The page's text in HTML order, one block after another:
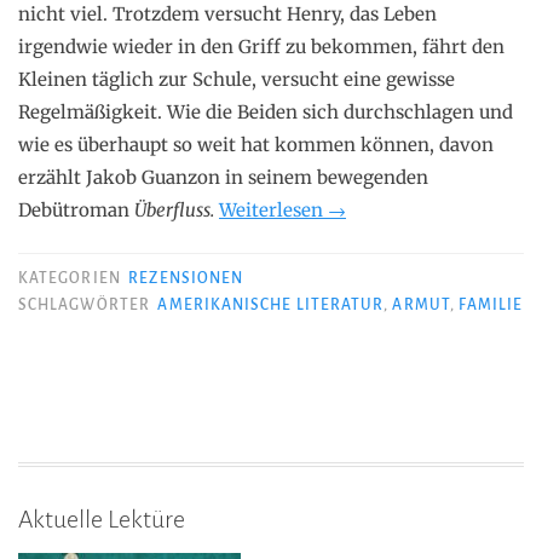
nicht viel. Trotzdem versucht Henry, das Leben
irgendwie wieder in den Griff zu bekommen, fährt den
Kleinen täglich zur Schule, versucht eine gewisse
Regelmäßigkeit. Wie die Beiden sich durchschlagen und
wie es überhaupt so weit hat kommen können, davon
erzählt Jakob Guanzon in seinem bewegenden
Debütroman Überfluss. Weiterlesen „Jakob
Überfluss“
→
KATEGORIEN
REZENSIONEN
SCHLAGWÖRTER
AMERIKANISCHE LITERATUR,ARMUT , FAMILIE
Aktuelle Lektüre